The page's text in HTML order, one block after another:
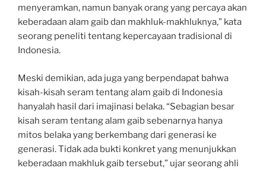
menyeramkan, namun banyak orang yang percaya akan
keberadaan alam gaib dan makhluk-makhluknya,” kata
seorang peneliti tentang kepercayaan tradisional di
Indonesia.
Meski demikian, ada juga yang berpendapat bahwa
kisah-kisah seram tentang alam gaib di Indonesia
hanyalah hasil dari imajinasi belaka. “Sebagian besar
kisah seram tentang alam gaib sebenarnya hanya
mitos belaka yang berkembang dari generasi ke
generasi. Tidak ada bukti konkret yang menunjukkan
keberadaan makhluk gaib tersebut,” ujar seorang ahli